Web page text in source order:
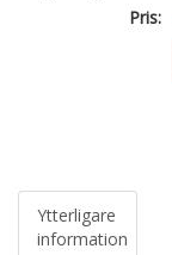
Pris:
Ytterligare
information